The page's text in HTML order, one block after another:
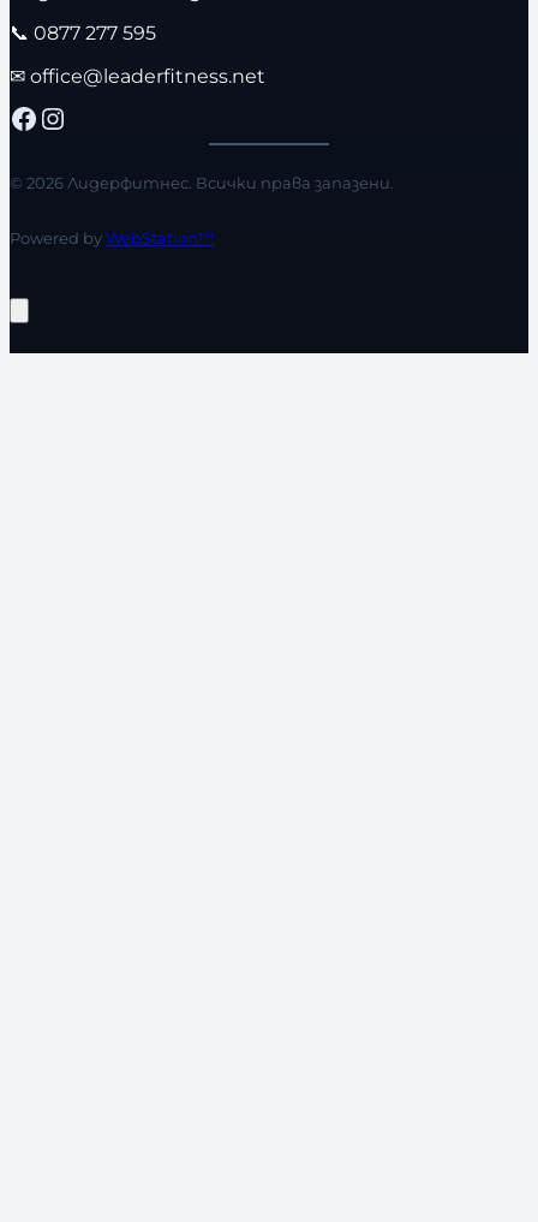
📞 0877 277 595
✉ office@leaderfitness.net
Facebook Instagram
© 2026 Лидерфитнес. Всички права запазени.
Powered byWebStation™